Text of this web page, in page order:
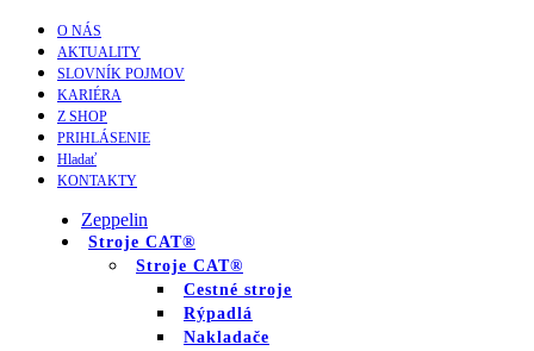
O NÁS
AKTUALITY
SLOVNÍK POJMOV
KARIÉRA
Z SHOP
PRIHLÁSENIE
Hladať
KONTAKTY
Zeppelin
Stroje CAT®
Stroje CAT®
Cestné stroje
Rýpadlá
Nakladače